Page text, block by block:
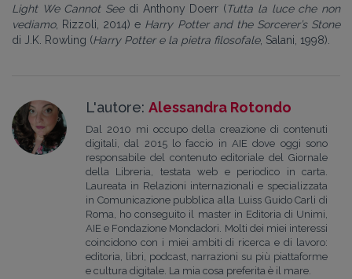
Light We Cannot Seedi Anthony Doerr (Tutta la luce che non
vediamo, Rizzoli, 2014) e Harry Potter and the Sorcerer’s Stone
di J.K. Rowling (Harry Potter e la pietra filosofale, Salani, 1998).
L'autore: Alessandra Rotondo
Dal 2010 mi occupo della creazione di contenuti
digitali, dal 2015 lo faccio in AIE dove oggi sono
responsabile del contenuto editoriale del Giornale
della Libreria, testata web e periodico in carta.
Laureata in Relazioni internazionali e specializzata
in Comunicazione pubblica alla Luiss Guido Carli di
Roma, ho conseguito il master in Editoria di Unimi,
AIE e Fondazione Mondadori. Molti dei miei interessi
coincidono con i miei ambiti di ricerca e di lavoro:
editoria, libri, podcast, narrazioni su più piattaforme
e cultura digitale. La mia cosa preferita è il mare.